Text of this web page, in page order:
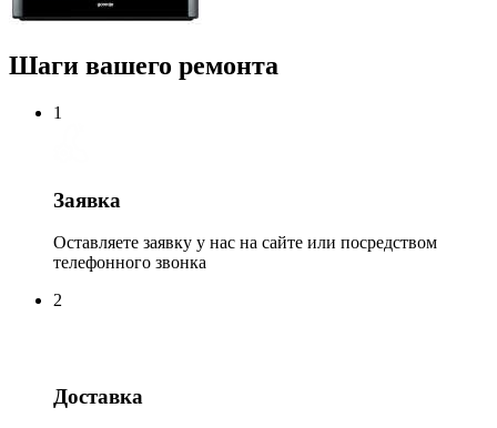
Шаги вашего ремонта
1
Заявка
Оставляете заявку у нас на сайте или посредством
телефонного звонка
2
Доставка